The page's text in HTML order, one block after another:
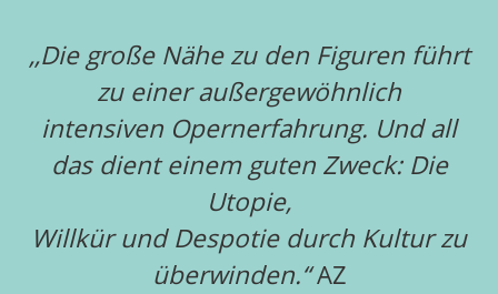
,,Die große Nähe zu den Figuren führt
zu einer außergewöhnlich
intensiven Opernerfahrung. Und all
das dient einem guten Zweck: Die
Utopie,
Willkür und Despotie durch Kultur zu
überwinden.“AZ